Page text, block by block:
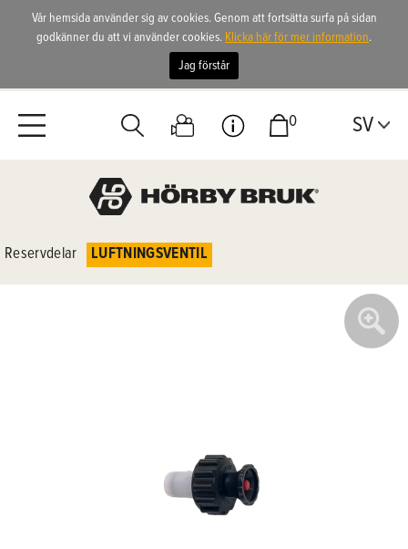
0 SV
Reservdelar LUFTNINGSVENTIL
Vår hemsida använder sig av cookies. Genom att fortsätta surfa på sidan
godkänner du att vi använder cookies. Klicka här för mer information.
Jag förstår